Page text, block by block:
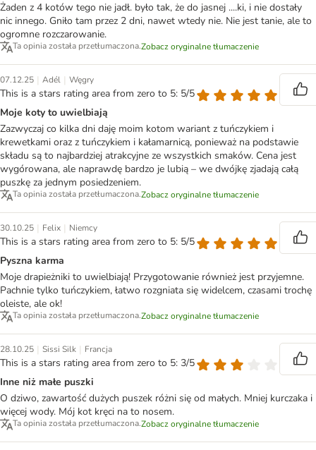
Żaden z 4 kotów tego nie jadł. było tak, że do jasnej ....ki, i nie dostały
nic innego. Gniło tam przez 2 dni, nawet wtedy nie. Nie jest tanie, ale to
ogromne rozczarowanie.
Ta opinia została przetłumaczona.Zobacz oryginalne tłumaczenie
07.12.25 | Adél | Węgry
This is a stars rating area from zero to 5: 5/5
Moje koty to uwielbiają
Zazwyczaj co kilka dni daję moim kotom wariant z tuńczykiem i
krewetkami oraz z tuńczykiem i kałamarnicą, ponieważ na podstawie
składu są to najbardziej atrakcyjne ze wszystkich smaków. Cena jest
wygórowana, ale naprawdę bardzo je lubią – we dwójkę zjadają całą
puszkę za jednym posiedzeniem.
Ta opinia została przetłumaczona.Zobacz oryginalne tłumaczenie
30.10.25 | Felix | Niemcy
This is a stars rating area from zero to 5: 5/5
Pyszna karma
Moje drapieżniki to uwielbiają! Przygotowanie również jest przyjemne.
Pachnie tylko tuńczykiem, łatwo rozgniata się widelcem, czasami trochę
oleiste, ale ok!
Ta opinia została przetłumaczona.Zobacz oryginalne tłumaczenie
28.10.25 | Sissi Silk | Francja
This is a stars rating area from zero to 5: 3/5
Inne niż małe puszki
O dziwo, zawartość dużych puszek różni się od małych. Mniej kurczaka i
więcej wody. Mój kot kręci na to nosem.
Ta opinia została przetłumaczona.Zobacz oryginalne tłumaczenie